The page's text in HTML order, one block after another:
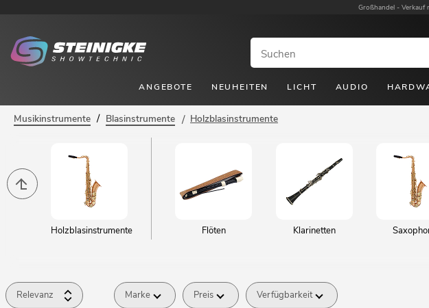
Großhandel - Verkauf
ANGEBOTE NEUHEITEN LICHT AUDIO
Musikinstrumente / Blasinstrumente / Holzblasinstrumente
Holzblasinstrumente Flöten Klarinetten
Relevanz Marke Preis Verfügbarkeit